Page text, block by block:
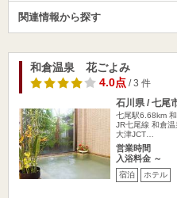
関連情報から探す
和倉温泉 花ごよみ
4.0点/ 3 件
石川県 / 七尾
七尾駅6.68km
JR七尾線 和倉
大津JCT…
営業時間
入浴料金 ～
宿泊 ホテル